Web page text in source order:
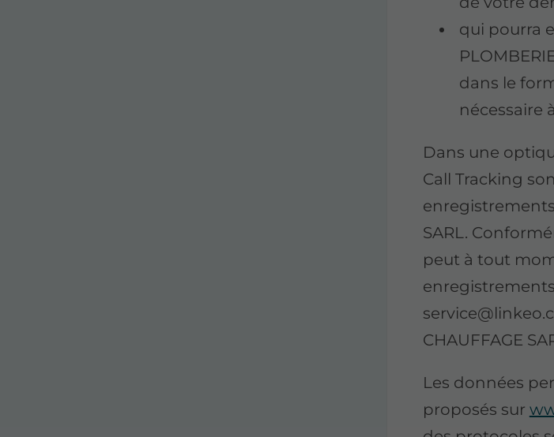
qui pourra
dans le
nécessaire
Dans une
Call Tracking
enregistrements
SARL.
peut à tout
CHAUFFAGE
Les données
proposés sur